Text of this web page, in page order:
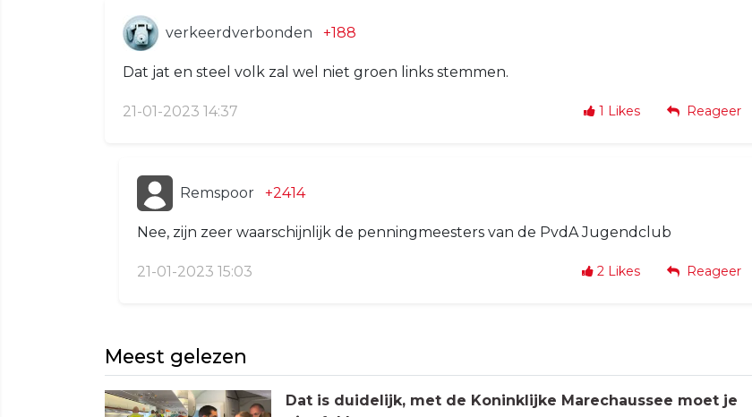
verkeerdverbonden +188
Dat jat en steel volk zal wel niet groen links stemmen.
21-01-2023 14:37 1 Likes Reageer
Remspoor +2414
Nee, zijn zeer waarschijnlijk de penningmeesters van de PvdA Jugendclub
21-01-2023 15:03 2 Likes Reageer
Meest gelezen
Dat is duidelijk, met de Koninklijke Marechaussee moet je